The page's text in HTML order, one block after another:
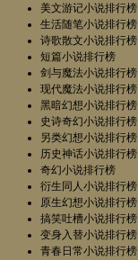
美文游记小说排行榜
生活随笔小说排行榜
诗歌散文小说排行榜
短篇小说排行榜
剑与魔法小说排行榜
现代魔法小说排行榜
黑暗幻想小说排行榜
史诗奇幻小说排行榜
另类幻想小说排行榜
历史神话小说排行榜
奇幻小说排行榜
衍生同人小说排行榜
原生幻想小说排行榜
搞笑吐槽小说排行榜
变身入替小说排行榜
青春日常小说排行榜